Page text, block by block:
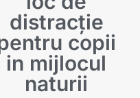
distracție
copii
in mijlocul
naturii